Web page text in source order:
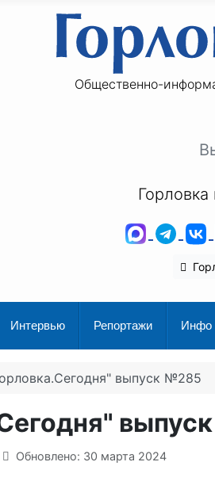
Общественно-
MAX
Интервью Репортажи Инфо
выпуск №285
Обновлено: 30 марта 2024